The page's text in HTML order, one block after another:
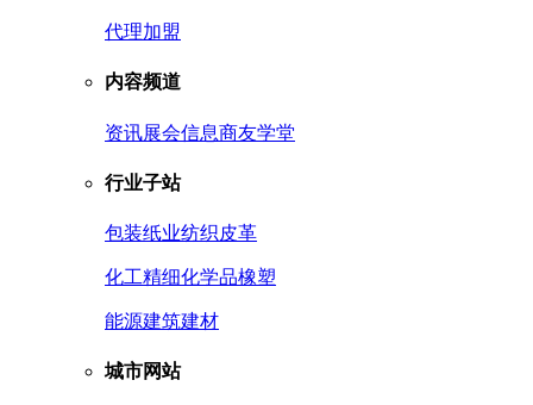
代理加盟
内容频道
资讯展会信息商友学堂
行业子站
包装纸业纺织皮革
化工精细化学品橡塑
能源建筑建材
城市网站